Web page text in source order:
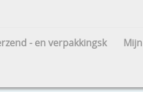
- en verpakkingsk